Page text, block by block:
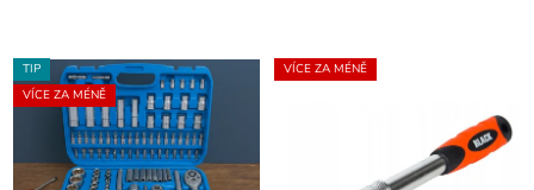
TIP
VÍCE ZA MÉNĚ
VÍCE ZA MÉNĚ